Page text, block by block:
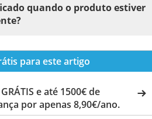
quando o produto estiver
para este artigo
e até 1500€ de
por apenas 8,90€/ano.